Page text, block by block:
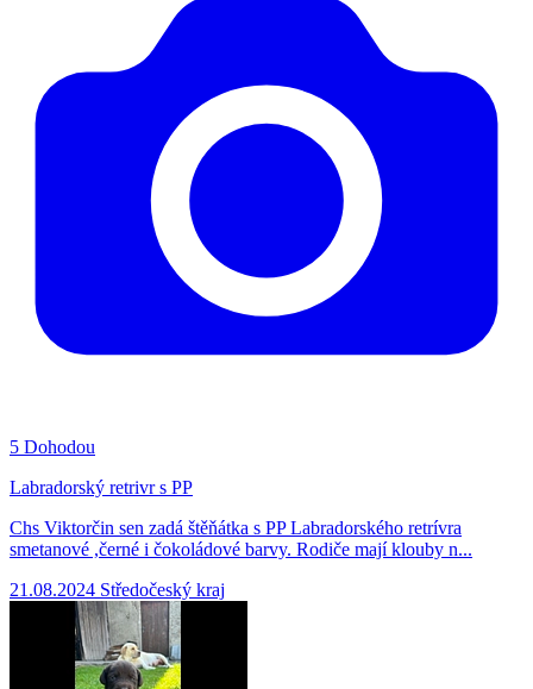
5 Dohodou
Labradorský retrivr s PP
Chs Viktorčin sen zadá štěňátka s PP Labradorského retrívra
smetanové ,černé i čokoládové barvy. Rodiče mají klouby n...
21.08.2024 Středočeský kraj